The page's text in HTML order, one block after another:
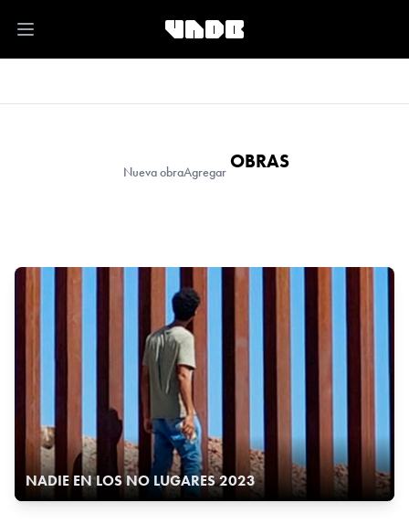
Open main menu
Nueva obraAgregar OBRAS
NADIE EN LOS NO LUGARES 2023